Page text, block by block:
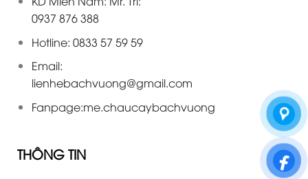
0937 876 388
Hotline: 0833 57 59 59
Email:
lienhebachvuong@gmail.com
Fanpage:me.chaucaybachvuong
THÔNG TIN